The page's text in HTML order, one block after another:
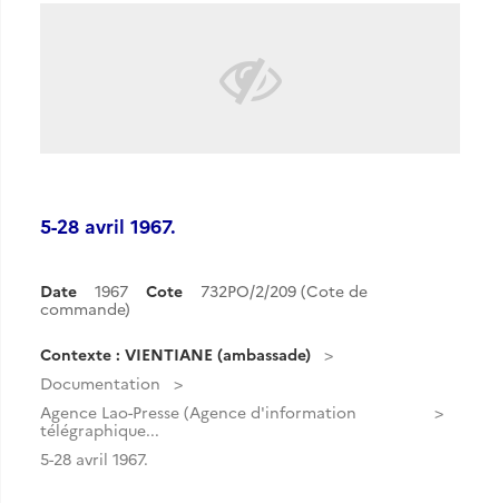
5-28 avril 1967.
Date 1967 Cote
732PO/2/209 (Cote de
commande)
Contexte : VIENTIANE (ambassade)
Documentation
Agence Lao-Presse (Agence d'information
télégraphique...
5-28 avril 1967.